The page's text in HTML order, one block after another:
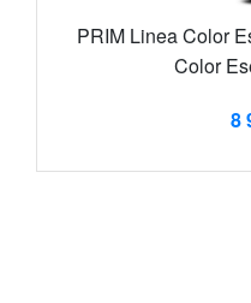
PRIM Linea Color
Color
8